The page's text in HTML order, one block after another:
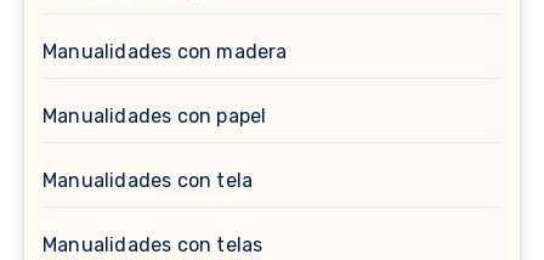
Manualidades con madera
Manualidades con papel
Manualidades con tela
Manualidades con telas